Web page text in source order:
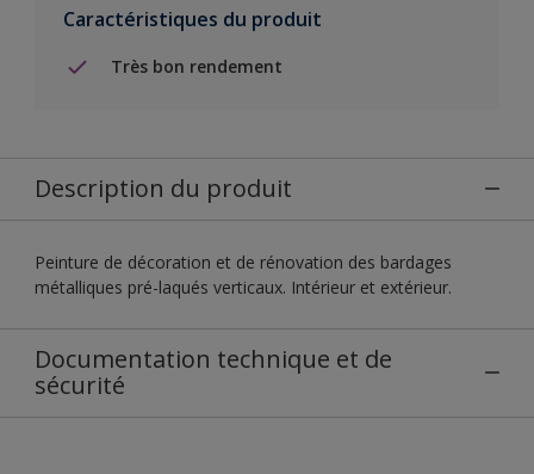
Caractéristiques du produit
Très bon rendement
Description du produit
Peinture de décoration et de rénovation des bardages
métalliques pré-laqués verticaux. Intérieur et extérieur.
Documentation technique et de
sécurité